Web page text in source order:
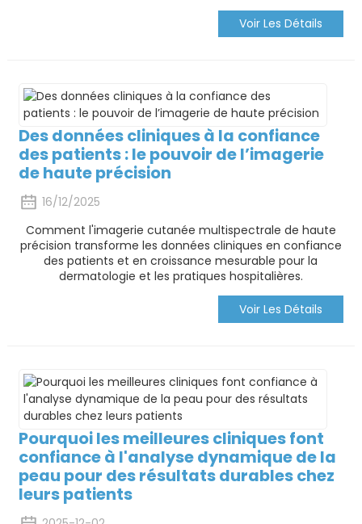
Voir Les Détails
Des données cliniques à la confiance
des patients : le pouvoir de l’imagerie
de haute précision
16/12/2025
Comment l'imagerie cutanée multispectrale de haute
précision transforme les données cliniques en confiance
des patients et en croissance mesurable pour la
dermatologie et les pratiques hospitalières.
Voir Les Détails
Pourquoi les meilleures cliniques font
confiance à l'analyse dynamique de la
peau pour des résultats durables chez
leurs patients